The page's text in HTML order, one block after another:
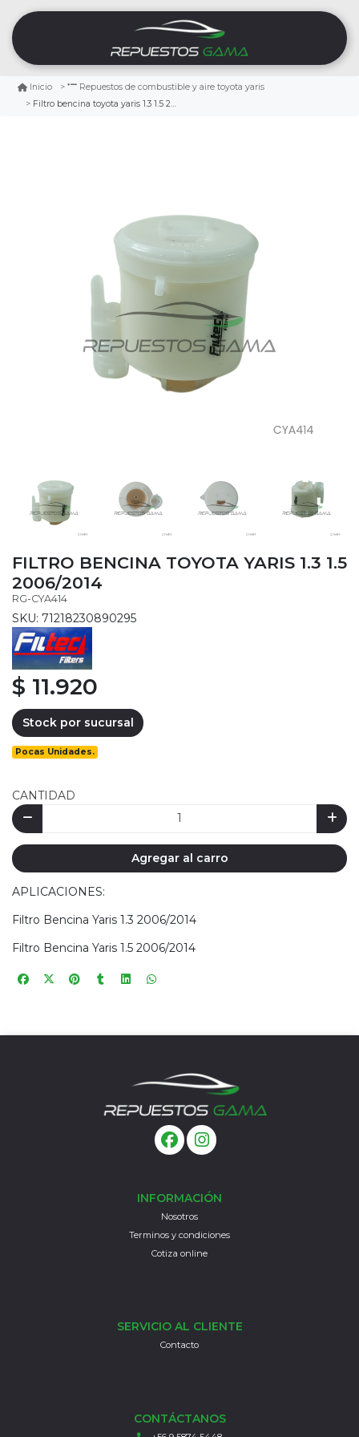
Inicio
Repuestos de combustible y aire toyota yaris
Filtro bencina toyota yaris 1.3 1.5 2006/2014
FILTRO BENCINA TOYOTA YARIS 1.3 1.5
2006/2014
RG-CYA414
SKU: 71218230890295
$ 11.920
Stock por sucursal
Pocas Unidades.
CANTIDAD
Agregar al carro
APLICACIONES:
Filtro Bencina Yaris 1.3 2006/2014
Filtro Bencina Yaris 1.5 2006/2014
INFORMACIÓN
Nosotros
Terminos y condiciones
Cotiza online
SERVICIO AL CLIENTE
Contacto
CONTÁCTANOS